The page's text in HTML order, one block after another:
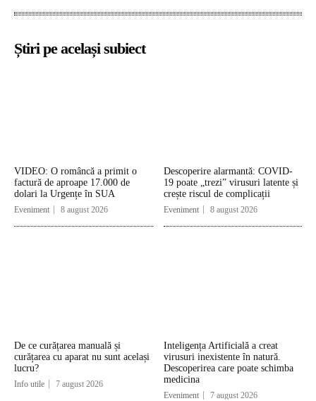
Știri pe același subiect
VIDEO: O româncă a primit o
factură de aproape 17.000 de
dolari la Urgențe în SUA
Eveniment 8 august 2026
Descoperire alarmantă: COVID-
19 poate „trezi” virusuri latente și
crește riscul de complicații
Eveniment 8 august 2026
De ce curățarea manuală și
curățarea cu aparat nu sunt același
lucru?
Info utile 7 august 2026
Inteligența Artificială a creat
virusuri inexistente în natură.
Descoperirea care poate schimba
medicina
Eveniment 7 august 2026